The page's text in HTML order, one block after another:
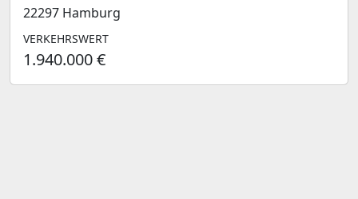
22297 Hamburg
VERKEHRSWERT
1.940.000 €